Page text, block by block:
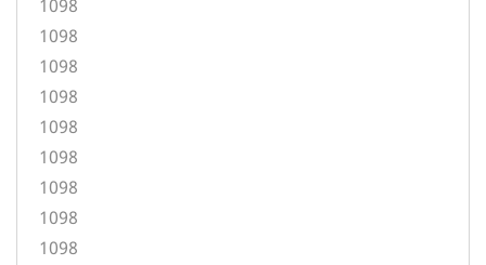
1098
1098
1098
1098
1098
1098
1098
1098
1098